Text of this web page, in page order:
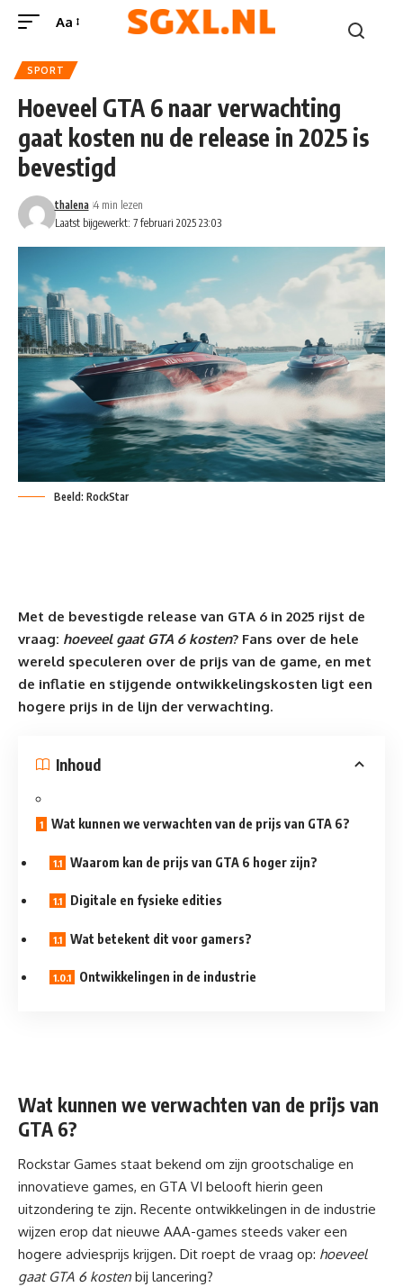
Aa
SPORT
Hoeveel GTA 6 naar verwachting
gaat kosten nu de release in 2025 is
bevestigd
Laatst bijgewerkt: 7 februari 2025 23:03
thalena 4 min lezen
Beeld: RockStar
Met de bevestigde release van GTA 6 in 2025 rijst de
vraag: hoeveel gaat GTA 6 kosten? Fans over de hele
wereld speculeren over de prijs van de game, en met
de inflatie en stijgende ontwikkelingskosten ligt een
hogere prijs in de lijn der verwachting.
Inhoud
Wat kunnen we verwachten van de prijs van GTA 6?
Waarom kan de prijs van GTA 6 hoger zijn?
Digitale en fysieke edities
Wat betekent dit voor gamers?
Ontwikkelingen in de industrie
Wat kunnen we verwachten van de prijs van
GTA 6?
Rockstar Games staat bekend om zijn grootschalige en
innovatieve games, en GTA VI belooft hierin geen
uitzondering te zijn. Recente ontwikkelingen in de industrie
wijzen erop dat nieuwe AAA-games steeds vaker een
hogere adviesprijs krijgen. Dit roept de vraag op: hoeveel
gaat GTA 6 kosten bij lancering?